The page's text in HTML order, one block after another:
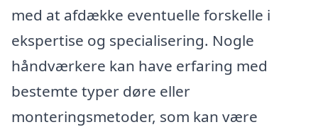
med at afdække eventuelle forskelle i
ekspertise og specialisering. Nogle
håndværkere kan have erfaring med
bestemte typer døre eller
monteringsmetoder, som kan være